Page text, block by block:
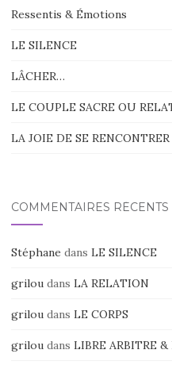
Ressentis & Émotions
LE SILENCE
LÂCHER…
LE COUPLE SACRE OU
LA JOIE DE SE RENCONTRER
COMMENTAIRES RÉCENTS
Stéphane dans LE SILENCE
griloudans LA RELATION
griloudans LE CORPS
griloudans LIBRE ARBITRE &